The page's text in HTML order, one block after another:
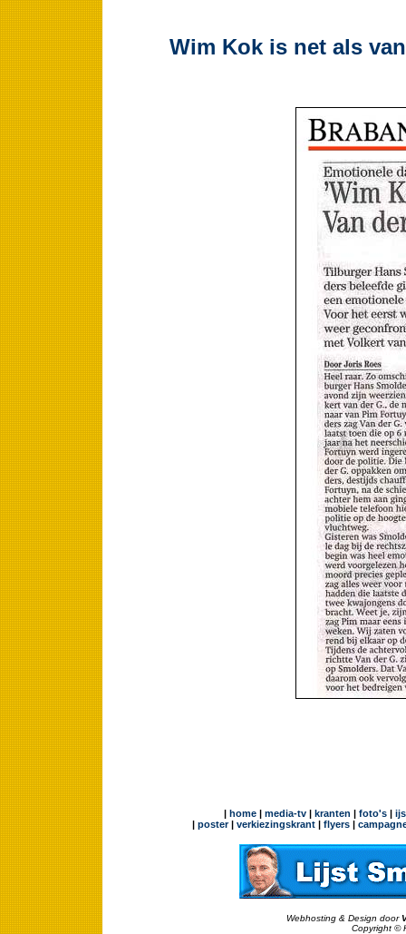
Wim Kok is net als
| home| media-tv| kranten | foto's|
| poster| verkiezingskrant | flyers |
Webhosting & Design door
Copyright ©